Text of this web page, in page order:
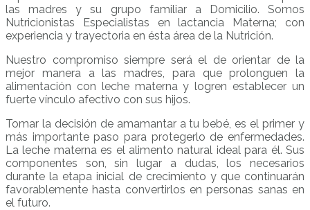
las madres y su grupo familiar a Domicilio. Somos
Nutricionistas Especialistas en lactancia Materna; con
experiencia y trayectoria en ésta área de la Nutrición.
Nuestro compromiso siempre será el de orientar de la
mejor manera a las madres, para que prolonguen la
alimentación con leche materna y logren establecer un
fuerte vínculo afectivo con sus hijos.
Tomar la decisión de amamantar a tu bebé, es el primer y
más importante paso para protegerlo de enfermedades.
La leche materna es el alimento natural ideal para él. Sus
componentes son, sin lugar a dudas, los necesarios
durante la etapa inicial de crecimiento y que continuarán
favorablemente hasta convertirlos en personas sanas en
el futuro.